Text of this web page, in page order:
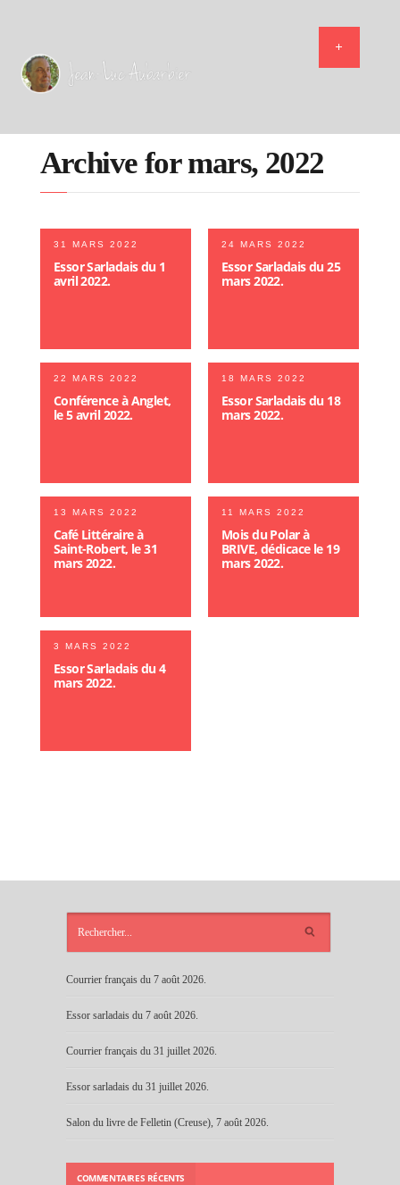
Archive for mars, 2022
31 MARS 2022
Essor Sarladais du 1
avril 2022.
24 MARS 2022
Essor Sarladais du 25
mars 2022.
22 MARS 2022
Conférence à Anglet,
le 5 avril 2022.
18 MARS 2022
Essor Sarladais du 18
mars 2022.
13 MARS 2022
Café Littéraire à
Saint-Robert, le 31
mars 2022.
11 MARS 2022
Mois du Polar à
BRIVE, dédicace le 19
mars 2022.
3 MARS 2022
Essor Sarladais du 4
mars 2022.
Courrier français du 7 août 2026.
Essor sarladais du 7 août 2026.
Courrier français du 31 juillet 2026.
Essor sarladais du 31 juillet 2026.
Salon du livre de Felletin (Creuse), 7 août 2026.
COMMENTAIRES RÉCENTS